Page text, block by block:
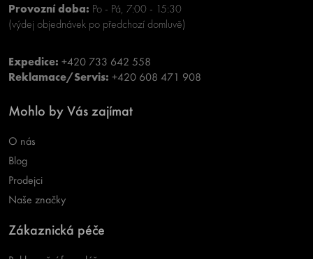
Provozní doba: Po - Pá, 7:00 - 15:30
(výdej objednávek po předchozí domluvě)
Expedice: +420 733 642 558
Reklamace/Servis: +420 608 471 908
Mohlo by Vás zajímat
O nás
Blog
Prodejci
Naše značky
Zákaznická péče